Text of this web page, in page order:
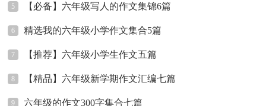
5 【必备】六年级写人的作文集锦6篇
6 精选我的六年级小学作文集合5篇
7 【推荐】六年级小学生作文五篇
8 【精品】六年级新学期作文汇编七篇
9 六年级的作文300字集合七篇